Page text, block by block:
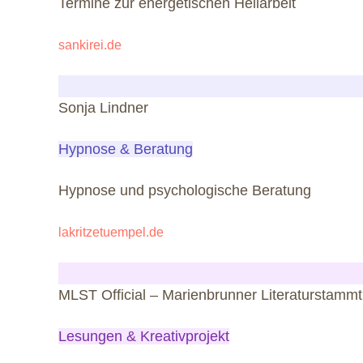
Termine zur energetischen Heilarbeit
sankirei.de
Sonja Lindner
Hypnose & Beratung
Hypnose und psychologische Beratung
lakritzetuempel.de
MLST Official – Marienbrunner
Lesungen & Kreativprojekt